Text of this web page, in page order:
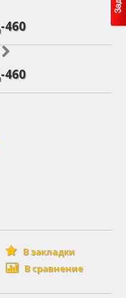
В закладки
В сравнение